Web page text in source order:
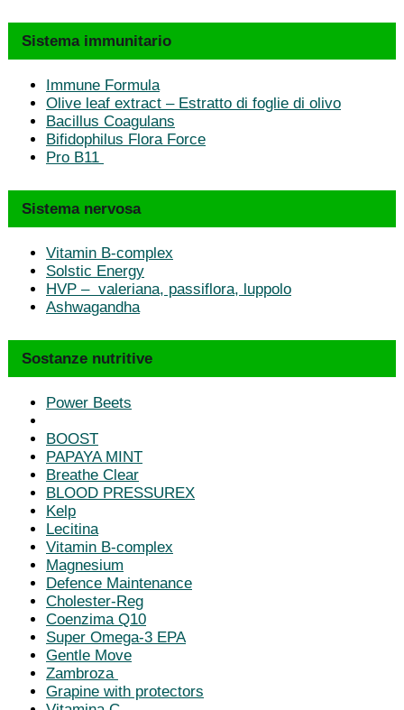
Sistema immunitario
Immune Formula
Olive leaf extract – Estratto di foglie di olivo
Bacillus Coagulans
Bifidophilus Flora Force
Pro B11
Sistema nervosa
Vitamin B-complex
Solstic Energy
HVP – valeriana, passiflora, luppolo
Ashwagandha
Sostanze nutritive
Power Beets
BOOST
PAPAYA MINT
Breathe Clear
BLOOD PRESSUREX
Kelp
Lecitina
Vitamin B-complex
Magnesium
Defence Maintenance
Cholester-Reg
Coenzima Q10
Super Omega-3 EPA
Gentle Move
Zambroza
Grapine with protectors